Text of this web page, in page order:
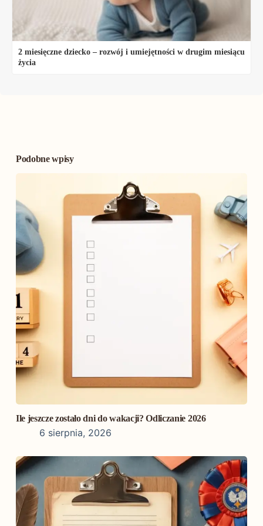
2 miesięczne dziecko – rozwój i umiejętności w drugim miesiącu
życia
Podobne wpisy
Ile jeszcze zostało dni do wakacji? Odliczanie 2026
6 sierpnia, 2026